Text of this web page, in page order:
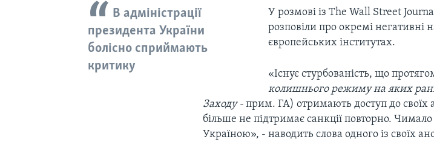
В адміністрації
президента України
болісно сприймають
критику
У розмові із The Wall Street
розповіли про окремі негативні
європейських інститутах.
«Існує стурбованість, що
колишнього режиму на яких
Заходу -прим. ГА) отримають доступ до своїх
більше не підтримає санкції повторно.
Україною», - наводить слова одного із своїх